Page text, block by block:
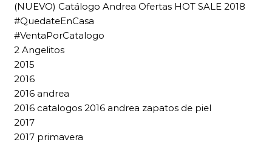
(NUEVO) Catálogo Andrea Ofertas HOT SALE 2018
#QuedateEnCasa
#VentaPorCatalogo
2 Angelitos
2015
2016
2016 andrea
2016 catalogos 2016 andrea zapatos de piel
2017
2017 primavera